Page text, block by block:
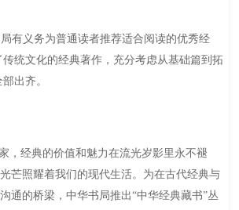
有义务为普通读者推荐适合阅读的优秀经
统文化的经典著作，充分考虑从基础篇到拓
出齐。
，经典的价值和魅力在流光岁影里永不褪
芒照耀着我们的现代生活。为在古代经典与
通的桥梁，中华书局推出“中华经典藏书”丛